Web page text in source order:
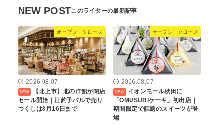
NEW POST
オープン・クローズ
2026.08.07
【北上市】北の洋館が閉店
セール開始｜江釣子パルで売り
つくしは8月16日まで
オープン・クローズ
2026.08.07
イオンモール秋田に
「OMUSUBIケーキ」初出店｜
期間限定で話題のスイーツが登
場